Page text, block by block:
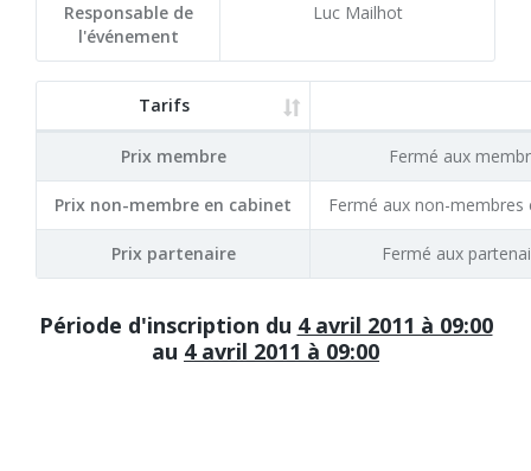
Responsable de
l'événement
Luc Mailhot
Tarifs
Prix membre Fermé aux
Prix non-membre en cabinet Fermé aux non-membres
Prix partenaire Fermé aux
Période d'inscription du 4 avril 2011 à 09:00
au 4 avril 2011 à 09:00